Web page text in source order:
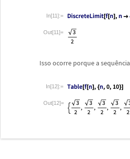
In[11]:=
Out[11]=
Isso ocorre porque a sequência
In[12]:=
Out[12]=